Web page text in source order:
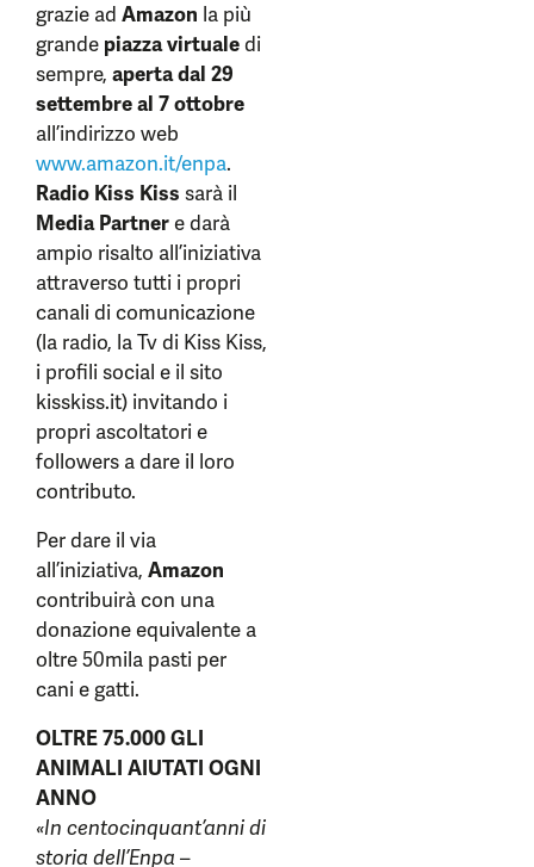
grazie ad Amazon la più
grande piazza virtualedi
sempre, aperta dal 29
settembre al 7 ottobre
all’indirizzo web
www.amazon.it/enpa.
Radio Kiss Kiss sarà il
Media Partnere darà
ampio risalto all’iniziativa
attraverso tutti i propri
canali di comunicazione
(la radio, la Tv di Kiss Kiss,
i profili social e il sito
kisskiss.it) invitando i
propri ascoltatori e
followers a dare il loro
contributo.
Per dare il via
all’iniziativa, Amazon
contribuirà con una
donazione equivalente a
oltre 50mila pasti per
cani e gatti.
OLTRE 75.000 GLI
ANIMALI AIUTATI OGNI
ANNO
«In centocinquant’anni di
storia dell’Enpa –